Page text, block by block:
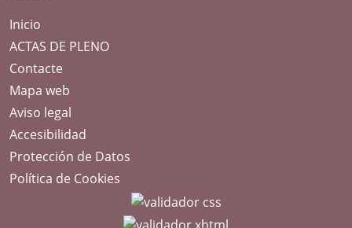
Inicio
ACTAS DE PLENO
Contacte
Mapa web
Aviso legal
Accesibilidad
Protección de Datos
Política de Cookies